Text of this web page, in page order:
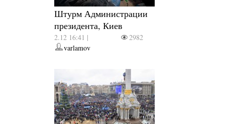
Штурм Администрации
президента, Киев
2.12 16:41 |
2982
varlamov